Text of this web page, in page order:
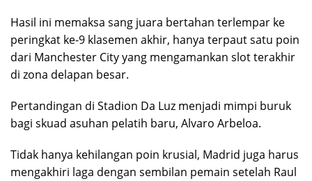
Hasil ini memaksa sang juara bertahan terlempar ke
peringkat ke-9 klasemen akhir, hanya terpaut satu poin
dari Manchester City yang mengamankan slot terakhir
di zona delapan besar.
​Pertandingan di Stadion Da Luz menjadi mimpi buruk
bagi skuad asuhan pelatih baru, Alvaro Arbeloa.
Tidak hanya kehilangan poin krusial, Madrid juga harus
mengakhiri laga dengan sembilan pemain setelah Raul